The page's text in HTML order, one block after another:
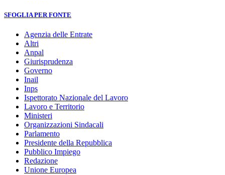
SFOGLIA PER FONTE
Agenzia delle Entrate
Altri
Anpal
Giurisprudenza
Governo
Inail
Inps
Ispettorato Nazionale del Lavoro
Lavoro e Territorio
Ministeri
Organizzazioni Sindacali
Parlamento
Presidente della Repubblica
Pubblico Impiego
Redazione
Unione Europea